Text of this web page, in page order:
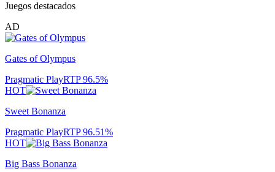
Juegos destacados
AD
Gates of Olympus
Pragmatic PlayRTP96.5%
HOT
Sweet Bonanza
Pragmatic PlayRTP96.51%
HOT
Big Bass Bonanza